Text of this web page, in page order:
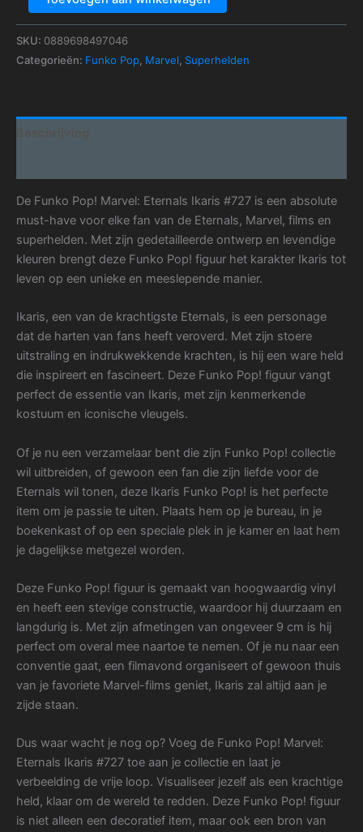
SKU: 0889698497046
Categorieën: Funko Pop Marvel Superhelden
De Funko Pop! Marvel: Eternals Ikaris #727 is een absolute
must-have voor elke fan van de Eternals, Marvel, films en
superhelden. Met zijn gedetailleerde ontwerp en levendige
kleuren brengt deze Funko Pop! figuur het karakter Ikaris tot
leven op een unieke en meeslepende manier.
Ikaris, een van de krachtigste Eternals, is een personage
dat de harten van fans heeft veroverd. Met zijn stoere
uitstraling en indrukwekkende krachten, is hij een ware held
die inspireert en fascineert. Deze Funko Pop! figuur vangt
perfect de essentie van Ikaris, met zijn kenmerkende
kostuum en iconische vleugels.
Of je nu een verzamelaar bent die zijn Funko Pop! collectie
wil uitbreiden, of gewoon een fan die zijn liefde voor de
Eternals wil tonen, deze Ikaris Funko Pop! is het perfecte
item om je passie te uiten. Plaats hem op je bureau, in je
boekenkast of op een speciale plek in je kamer en laat hem
je dagelijkse metgezel worden.
Deze Funko Pop! figuur is gemaakt van hoogwaardig vinyl
en heeft een stevige constructie, waardoor hij duurzaam en
langdurig is. Met zijn afmetingen van ongeveer 9 cm is hij
perfect om overal mee naartoe te nemen. Of je nu naar een
conventie gaat, een filmavond organiseert of gewoon thuis
van je favoriete Marvel-films geniet, Ikaris zal altijd aan je
zijde staan.
Dus waar wacht je nog op? Voeg de Funko Pop! Marvel:
Eternals Ikaris #727 toe aan je collectie en laat je
verbeelding de vrije loop. Visualiseer jezelf als een krachtige
held, klaar om de wereld te redden. Deze Funko Pop! figuur
is niet alleen een decoratief item, maar ook een bron van